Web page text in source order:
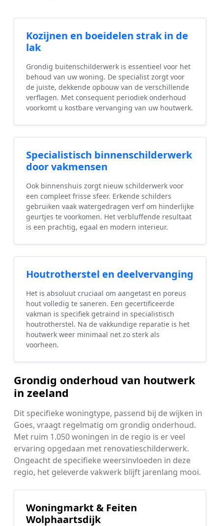
Kozijnen en boeidelen strak in de
lak
Grondig buitenschilderwerk is essentieel voor het
behoud van uw woning. De specialist zorgt voor
de juiste, dekkende opbouw van de verschillende
verflagen. Met consequent periodiek onderhoud
voorkomt u kostbare vervanging van uw houtwerk.
Specialistisch binnenschilderwerk
door vakmensen
Ook binnenshuis zorgt nieuw schilderwerk voor
een compleet frisse sfeer. Erkende schilders
gebruiken vaak watergedragen verf om hinderlijke
geurtjes te voorkomen. Het verbluffende resultaat
is een prachtig, egaal en modern interieur.
Houtrotherstel en deelvervanging
Het is absoluut cruciaal om aangetast en poreus
hout volledig te saneren. Een gecertificeerde
vakman is specifiek getraind in specialistisch
houtrotherstel. Na de vakkundige reparatie is het
houtwerk weer minimaal net zo sterk als
voorheen.
Grondig onderhoud van houtwerk
in zeeland
Dit specifieke woningtype, passend bij de wijken in
Goes, vraagt regelmatig om grondig onderhoud.
Met ruim 1.050 woningen in de regio is er veel
ervaring opgedaan met renovatieschilderwerk.
Ongeacht de specifieke weersinvloeden in deze
regio, het geleverde vakwerk blijft jarenlang mooi.
Woningmarkt & Feiten
Wolphaartsdijk